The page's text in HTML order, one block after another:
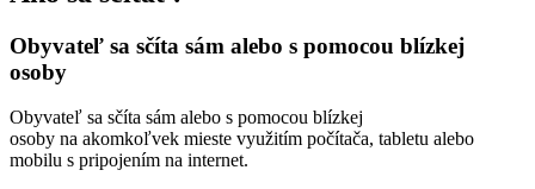
Obyvateľ sa sčíta sám alebo s pomocou blízkej
osoby
Obyvateľ sa sčíta sám alebo s pomocou blízkej
osoby na akomkoľvek mieste využitím počítača, tabletu alebo
mobilu s pripojením na internet.